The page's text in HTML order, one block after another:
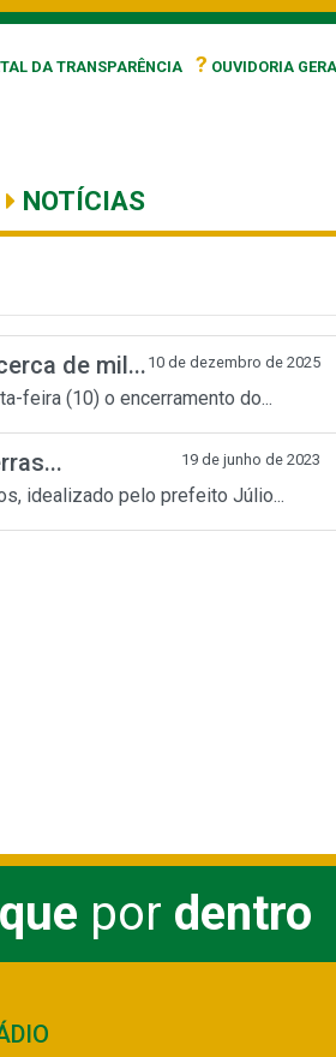
DA TRANSPARÊNCIA ? OUVIDORIA
NOTÍCIAS
de mil... 10 de dezembro de 2025
feira (10) o encerramento do...
19 de junho de 2023
idealizado pelo prefeito Júlio...
por dentro